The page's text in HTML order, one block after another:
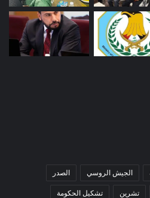
الجيش الروسي الصدر
تشرين تشكيل الحكومة